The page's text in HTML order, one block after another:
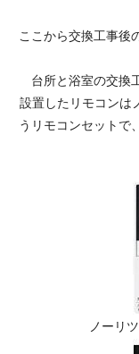
ここから交換工事後
台所と浴室の交換
設置したリモコンは
うリモコンセットで
ノーリ